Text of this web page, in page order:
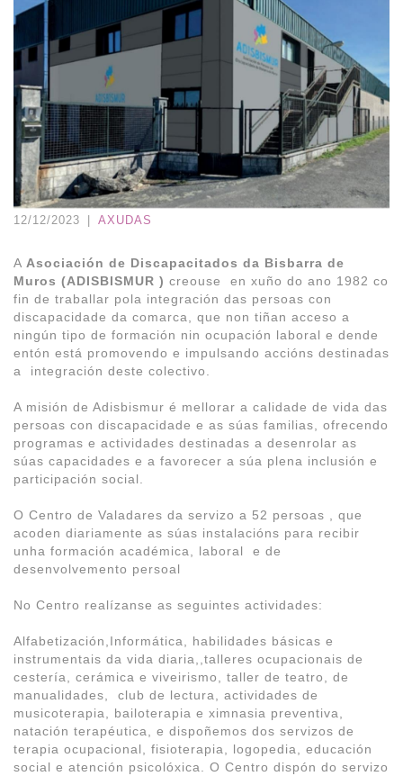
12/12/2023 AXUDAS
A Asociación de Discapacitados da Bisbarra de
Muros (ADISBISMUR ) creouse en xuño do ano 1982 co
fin de traballar pola integración das persoas con
discapacidade da comarca, que non tiñan acceso a
ningún tipo de formación nin ocupación laboral e dende
entón está promovendo e impulsando accións destinadas
a integración deste colectivo.
A misión de Adisbismur é mellorar a calidade de vida das
persoas con discapacidade e as súas familias, ofrecendo
programas e actividades destinadas a desenrolar as
súas capacidades e a favorecer a súa plena inclusión e
participación social.
O Centro de Valadares da servizo a 52 persoas , que
acoden diariamente as súas instalacións para recibir
unha formación académica, laboral e de
desenvolvemento persoal
No Centro realízanse as seguintes actividades:
Alfabetización,Informática, habilidades básicas e
instrumentais da vida diaria,,talleres ocupacionais de
cestería, cerámica e viveirismo, taller de teatro, de
manualidades, club de lectura, actividades de
musicoterapia, bailoterapia e ximnasia preventiva,
natación terapéutica, e dispoñemos dos servizos de
terapia ocupacional, fisioterapia, logopedia, educación
social e atención psicolóxica. O Centro dispón do servizo